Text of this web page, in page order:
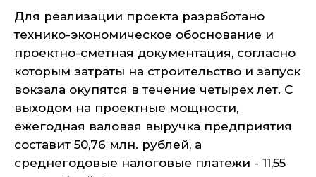
Для реализации проекта разработано
технико-экономическое обоснование и
проектно-сметная документация, согласно
которым затраты на строительство и запуск
вокзала окупятся в течение четырех лет. С
выходом на проектные мощности,
ежегодная валовая выручка предприятия
составит 50,76 млн. рублей, а
среднегодовые налоговые платежи - 11,55